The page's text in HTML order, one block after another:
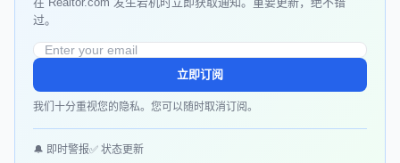
过。
立即订阅
我们十分重视您的隐私。您可以随时取消订阅。
🔔 即时警报✅ 状态更新